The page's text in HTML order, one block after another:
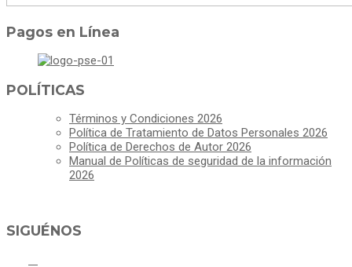
Pagos en Línea
POLÍTICAS
Términos y Condiciones 2026
Política de Tratamiento de Datos Personales 2026
Política de Derechos de Autor 2026
Manual de Políticas de seguridad de la información
2026
SIGUÉNOS